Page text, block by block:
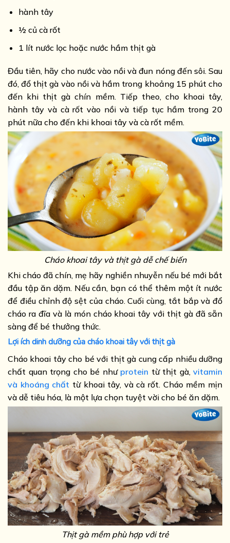
hành tây
½ củ cà rốt
1 lít nước lọc hoặc nước hầm thịt gà
Đầu tiên, hãy cho nước vào nồi và đun nóng đến sôi. Sau
đó, đổ thịt gà vào nồi và hầm trong khoảng 15 phút cho
đến khi thịt gà chín mềm. Tiếp theo, cho khoai tây,
hành tây và cà rốt vào nồi và tiếp tục hầm trong 20
phút nữa cho đến khi khoai tây và cà rốt mềm.
Cháo khoai tây và thịt gà dễ chế biến
Khi cháo đã chín, mẹ hãy nghiền nhuyễn nếu bé mới bắt
đầu tập ăn dặm. Nếu cần, bạn có thể thêm một ít nước
để điều chỉnh độ sệt của cháo. Cuối cùng, tắt bắp và đổ
cháo ra đĩa và là món cháo khoai tây với thịt gà đã sẵn
sàng để bé thưởng thức.
Lợi ích dinh dưỡng của cháo khoai tây với thịt gà
Cháo khoai tây cho bé với thịt gà cung cấp nhiều dưỡng
chất quan trọng cho bé như protein từ thịt gà, vitamin
và khoáng chất từ khoai tây, và cà rốt. Cháo mềm mịn
và dễ tiêu hóa, là một lựa chọn tuyệt vời cho bé ăn dặm.
Thịt gà mềm phù hợp với trẻ